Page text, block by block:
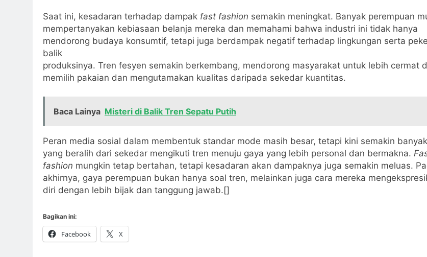
Saat ini, kesadaran terhadap dampak fast fashion semakin meningkat. Banyak perempuan
mempertanyakan kebiasaan belanja mereka dan memahami bahwa industri ini tidak hanya
mendorong budaya konsumtif, tetapi juga berdampak negatif terhadap lingkungan serta
balik
produksinya. Tren fesyen semakin berkembang, mendorong masyarakat untuk lebih cermat
memilih pakaian dan mengutamakan kualitas daripada sekedar kuantitas.
Baca Lainya Misteri di Balik Tren Sepatu Putih
Peran media sosial dalam membentuk standar mode masih besar, tetapi kini semakin banyak
yang beralih dari sekedar mengikuti tren menuju gaya yang lebih personal dan bermakna.
fashion mungkin tetap bertahan, tetapi kesadaran akan dampaknya juga semakin meluas.
akhirnya, gaya perempuan bukan hanya soal tren, melainkan juga cara mereka
diri dengan lebih bijak dan tanggung jawab.[]
Bagikan ini:
Facebook X